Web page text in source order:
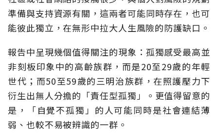
準備與支持資源有關，這兩者可能同時存在，也可
能彼此獨立，在無形中拉大人生風險的防護缺口。
報告中呈現幾個值得關注的現象：孤獨感受最高並
非刻板印象中的高齡族群，而是20至29歲的年輕
世代；而50至59歲的三明治族群，在照護壓力下
衍生出無人分擔的「責任型孤獨」。更值得留意的
是，「自覺不孤獨」的人可能同時是社會連結薄
弱、也較不易被辨識的一群。